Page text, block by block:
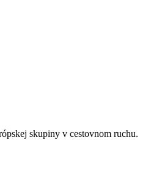
skupiny v cestovnom ruchu.